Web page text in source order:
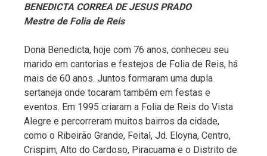
BENEDICTA CORREA DE JESUS PRADO
Mestre de Folia de Reis
Dona Benedicta, hoje com 76 anos, conheceu seu
marido em cantorias e festejos de Folia de Reis, há
mais de 60 anos. Juntos formaram uma dupla
sertaneja onde tocaram também em festas e
eventos. Em 1995 criaram a Folia de Reis do Vista
Alegre e percorreram muitos bairros da cidade,
como o Ribeirão Grande, Feital, Jd. Eloyna, Centro,
Crispim, Alto do Cardoso, Piracuama e o Distrito de